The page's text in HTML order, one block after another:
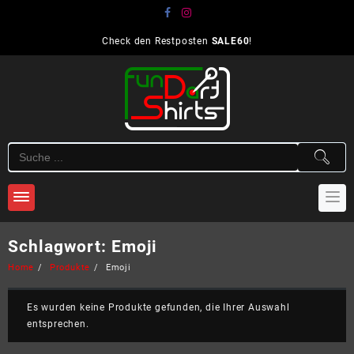
Check den Restposten SALE60!
Schlagwort: Emoji
Home Produkte Emoji
Es wurden keine Produkte gefunden, die Ihrer Auswahl
entsprechen.